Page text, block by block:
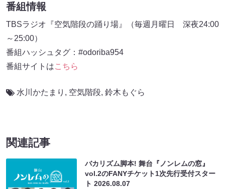
番組情報
TBSラジオ『空気階段の踊り場』（毎週月曜日 深夜24:00
～25:00）
番組ハッシュタグ：#odoriba954
番組サイトはこちら
水川かたまり , 空気階段, 鈴木もぐら
関連記事
バカリズム脚本! 舞台『ノンレムの窓』
vol.2のFANYチケット1次先行受付スター
ト2026.08.07